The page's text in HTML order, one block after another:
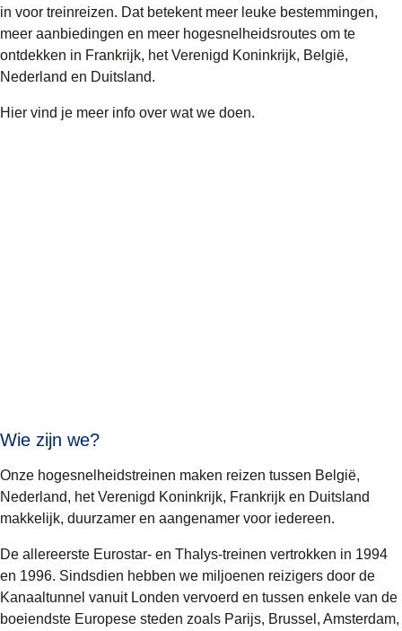
in voor treinreizen. Dat betekent meer leuke bestemmingen,
meer aanbiedingen en meer hogesnelheidsroutes om te
ontdekken in Frankrijk, het Verenigd Koninkrijk, België,
Nederland en Duitsland.
Hier vind je meer info over wat we doen.
Wie zijn we?
Onze hogesnelheidstreinen maken reizen tussen België,
Nederland, het Verenigd Koninkrijk, Frankrijk en Duitsland
makkelijk, duurzamer en aangenamer voor iedereen.
De allereerste Eurostar- en Thalys-treinen vertrokken in 1994
en 1996. Sindsdien hebben we miljoenen reizigers door de
Kanaaltunnel vanuit Londen vervoerd en tussen enkele van de
boeiendste Europese steden zoals Parijs, Brussel, Amsterdam,